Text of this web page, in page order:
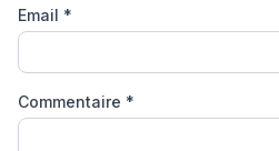
Email *
Commentaire *